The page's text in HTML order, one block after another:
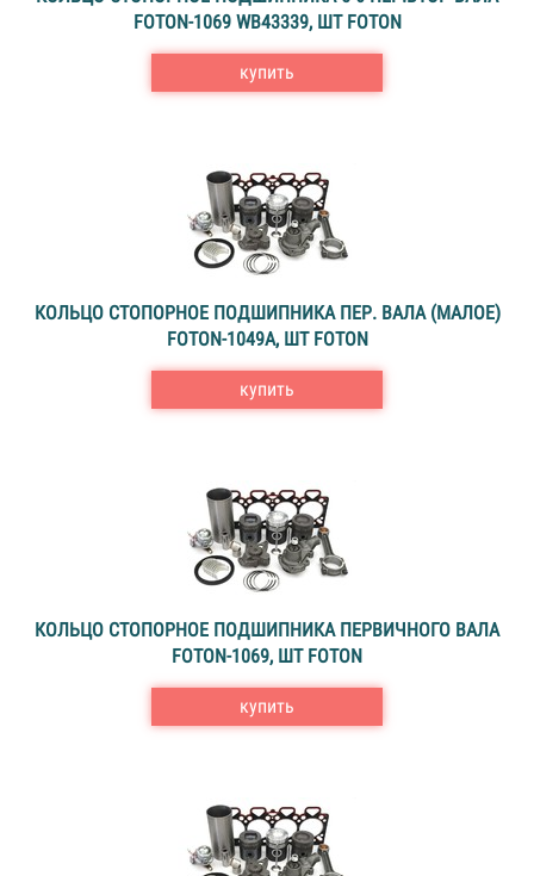
FOTON-1069 WВ43339, ШТ FOTON
купить
КОЛЬЦО СТОПОРНОЕ ПОДШИПНИКА ПЕР. ВАЛА (МАЛОЕ)
FOTON-1049A, ШТ FOTON
купить
КОЛЬЦО СТОПОРНОЕ ПОДШИПНИКА ПЕРВИЧНОГО ВАЛА
FOTON-1069, ШТ FOTON
купить